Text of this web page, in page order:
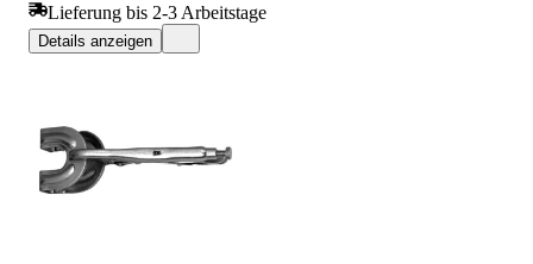
Lieferung bis 2-3 Arbeitstage
Details anzeigen